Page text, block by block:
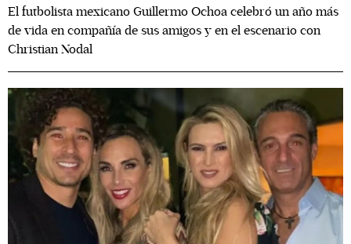
El futbolista mexicano Guillermo Ochoa celebró un año más
de vida en compañía de sus amigos y en el escenario con
Christian Nodal